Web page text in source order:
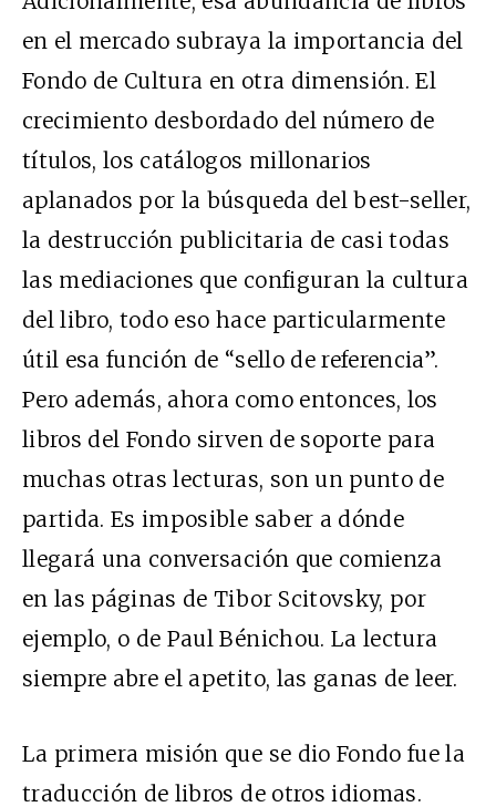
en el mercado subraya la importancia del
Fondo de Cultura en otra dimensión. El
crecimiento desbordado del número de
títulos, los catálogos millonarios
aplanados por la búsqueda del best-seller,
la destrucción publicitaria de casi todas
las mediaciones que configuran la cultura
del libro, todo eso hace particularmente
útil esa función de “sello de referencia”.
Pero además, ahora como entonces, los
libros del Fondo sirven de soporte para
muchas otras lecturas, son un punto de
partida. Es imposible saber a dónde
llegará una conversación que comienza
en las páginas de Tibor Scitovsky, por
ejemplo, o de Paul Bénichou. La lectura
siempre abre el apetito, las ganas de leer.
La primera misión que se dio Fondo fue la
traducción de libros de otros idiomas.